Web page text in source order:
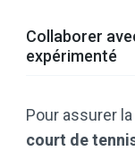
Collaborer
expérimenté
Pour assurer
court de